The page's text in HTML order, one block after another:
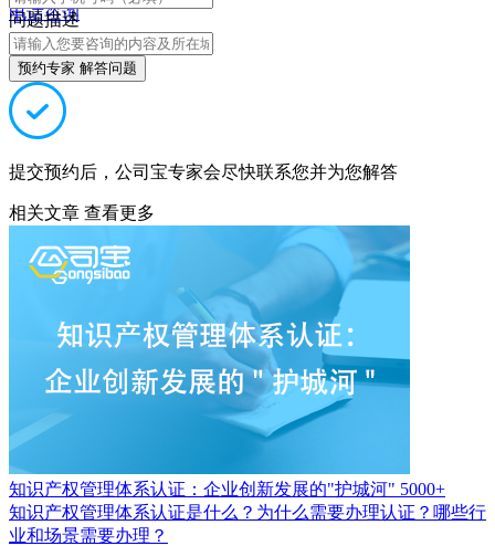
电话咨询
问题描述
预约专家 解答问题
提交预约后，公司宝专家会尽快联系您并为您解答
相关文章 查看更多
知识产权管理体系认证：企业创新发展的"护城河" 5000+
知识产权管理体系认证是什么？为什么需要办理认证？哪些行
业和场景需要办理？